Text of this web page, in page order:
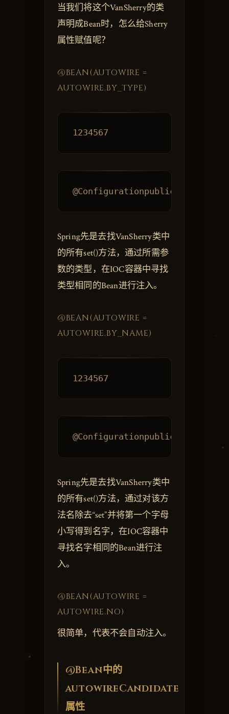
当我们将这个VanSherry的类
声明成Bean时，怎么给Sherry
属性赋值呢？
@BEAN(AUTOWIRE =
AUTOWIRE.BY_TYPE)
Spring先是去找VanSherry类中
的所有set()方法，通过所需参
数的类型，在IOC容器中寻找
类型相同的Bean进行注入。
@BEAN(AUTOWIRE =
AUTOWIRE.BY_NAME)
Spring先是去找VanSherry类中
的所有set()方法，通过对该方
法名除去“set”并将第一个字母
小写得到名字，在IOC容器中
寻找名字相同的Bean进行注
入。
@BEAN(AUTOWIRE =
AUTOWIRE.NO)
很简单，代表不会自动注入。
@Bean中的
autowireCandidate
属性